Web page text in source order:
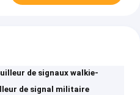
de signaux walkie-
de signal militaire